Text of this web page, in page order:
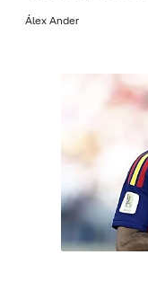
Álex Ander